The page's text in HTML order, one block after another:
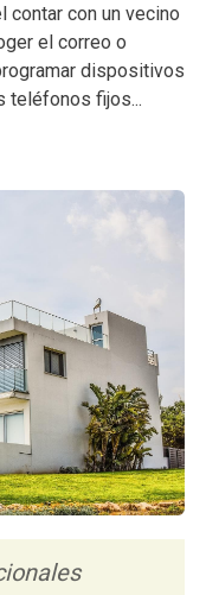
contar con un vecino
el correo o
dispositivos
teléfonos fijos...